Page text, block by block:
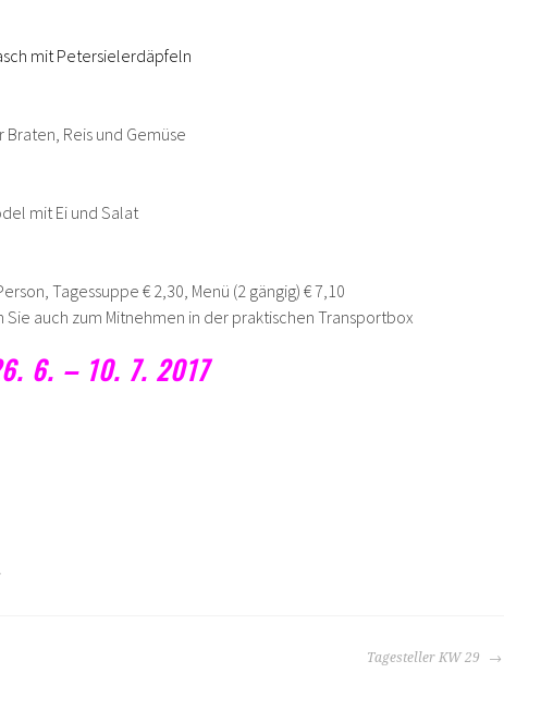
mit Petersielerdäpfeln
Braten, Reis und Gemüse
mit Ei und Salat
Tagessuppe € 2,30, Menü (2 gängig) € 7,10
auch zum Mitnehmen in der praktischen Transportbox
6. – 10. 7. 2017
Tagesteller KW 29